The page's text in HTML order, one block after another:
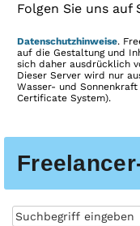
Folgen Sie uns auf
Datenschutzhinweise.
auf die Gestaltung und
sich daher ausdrücklich
Dieser Server wird nur
Wasser- und
Certificate System).